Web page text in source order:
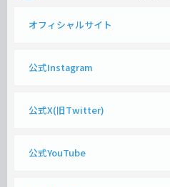
オフィシャルサイト
公式Instagram
公式X(旧Twitter)
公式YouTube